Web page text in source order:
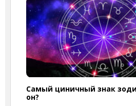
Самый циничный знак
он?